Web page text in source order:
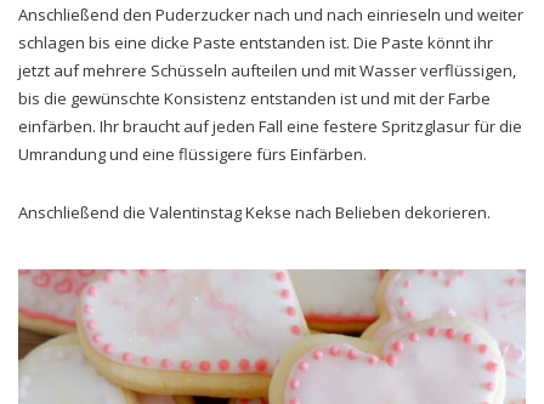
Anschließend den Puderzucker nach und nach einrieseln und weiter
schlagen bis eine dicke Paste entstanden ist. Die Paste könnt ihr
jetzt auf mehrere Schüsseln aufteilen und mit Wasser verflüssigen,
bis die gewünschte Konsistenz entstanden ist und mit der Farbe
einfärben. Ihr braucht auf jeden Fall eine festere Spritzglasur für die
Umrandung und eine flüssigere fürs Einfärben.
Anschließend die Valentinstag Kekse nach Belieben dekorieren.